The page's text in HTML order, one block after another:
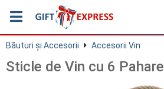
Băuturi și Accesorii Accesorii Vin
Sticle de Vin cu 6 Pahare